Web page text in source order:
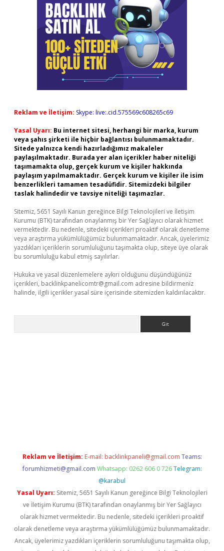
Reklam ve İletişim: Skype: live:.cid.575569c608265c69
Yasal Uyarı: Bu internet sitesi, herhangi bir marka, kurum
veya şahıs şirketi ile hiçbir bağlantısı bulunmamaktadır.
Sitede yalnızca kendi hazırladığımız makaleler
paylaşılmaktadır. Burada yer alan içerikler haber niteliği
taşımamakta olup, gerçek kurum ve kişiler hakkında
paylaşım yapılmamaktadır. Gerçek kurum ve kişiler ile isim
benzerlikleri tamamen tesadüfidir. Sitemizdeki bilgiler
taslak halindedir ve tavsiye niteliği taşımazlar.
Sitemiz, 5651 Sayılı Kanun gereğince Bilgi Teknolojileri ve İletişim
Kurumu (BTK) tarafından onaylanmış bir Yer Sağlayıcı olarak hizmet
vermektedir. Bu nedenle, sitedeki içerikleri proaktif olarak denetleme
veya araştırma yükümlülüğümüz bulunmamaktadır. Ancak, üyelerimiz
yazdıkları içeriklerin sorumluluğunu taşımakta olup, siteye üye olarak
bu sorumluluğu kabul etmiş sayılırlar.
Hukuka ve yasal düzenlemelere aykırı olduğunu düşündüğünüz
içerikleri, backlinkpanelicomtr@gmail.com adresine bildirmeniz
halinde, ilgili içerikler yasal süre içerisinde sitemizden kaldırılacaktır.
Reklam ve İletişim: E-mail: backlinkpaneli@gmail.com Teams:
forumhizmeti@gmail.com Whatsapp: 0262 606 0 726 Telegram:
@karabul
Yasal Uyarı: Sitemiz, 5651 Sayılı Kanun gereğince Bilgi Teknolojileri
ve İletişim Kurumu (BTK) tarafından onaylanmış bir Yer Sağlayıcı
olarak hizmet vermektedir. Bu nedenle, sitedeki içerikleri proaktif
olarak denetleme veya araştırma yükümlülüğümüz bulunmamaktadır.
Ancak, üyelerimiz yazdıkları içeriklerin sorumluluğunu taşımakta olup,